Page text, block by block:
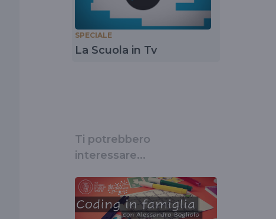
SPECIALE
La Scuola in Tv
Ti potrebbero
interessare...